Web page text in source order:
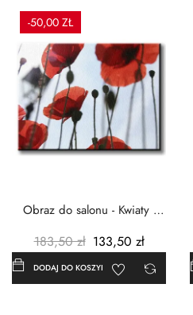
-50,00 ZŁ
Obraz do salonu - Kwiaty -
183,50 zł 133,50 zł
DODAJ DO KOSZYKA